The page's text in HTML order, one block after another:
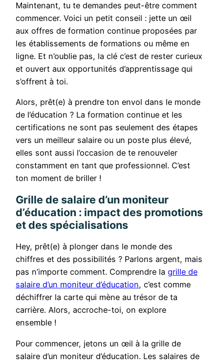
Maintenant, tu te demandes peut-être comment
commencer. Voici un petit conseil : jette un œil
aux offres de formation continue proposées par
les établissements de formations ou même en
ligne. Et n’oublie pas, la clé c’est de rester curieux
et ouvert aux opportunités d’apprentissage qui
s’offrent à toi.
Alors, prêt(e) à prendre ton envol dans le monde
de l’éducation ? La formation continue et les
certifications ne sont pas seulement des étapes
vers un meilleur salaire ou un poste plus élevé,
elles sont aussi l’occasion de te renouveler
constamment en tant que professionnel. C’est
ton moment de briller !
Grille de salaire d’un moniteur
d’éducation : impact des promotions
et des spécialisations
Hey, prêt(e) à plonger dans le monde des
chiffres et des possibilités ? Parlons argent, mais
pas n’importe comment. Comprendre la grille de
salaire d’un moniteur d’éducation, c’est comme
déchiffrer la carte qui mène au trésor de ta
carrière. Alors, accroche-toi, on explore
ensemble !
Pour commencer, jetons un œil à la grille de
salaire d’un moniteur d’éducation. Les salaires de